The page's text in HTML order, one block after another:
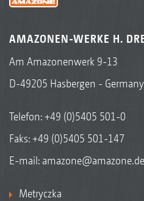
AMAZONEN-WERKE H.
Am Amazonenwerk 9-13
D-49205 Hasbergen - Germany
Telefon:+49 (0)5405 501-0
Faks: +49 (0)5405 501-147
E-mail: amazone@amazone.de
Metryczka